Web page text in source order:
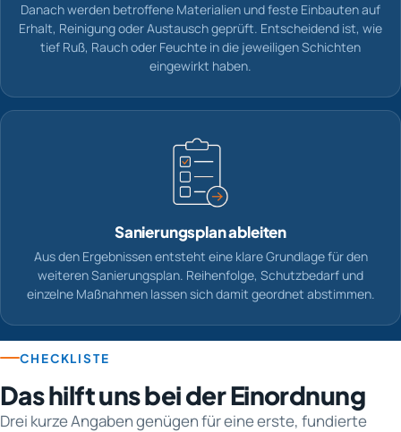
Danach werden betroffene Materialien und feste Einbauten auf
Erhalt, Reinigung oder Austausch geprüft. Entscheidend ist, wie
tief Ruß, Rauch oder Feuchte in die jeweiligen Schichten
eingewirkt haben.
Sanierungsplan ableiten
Aus den Ergebnissen entsteht eine klare Grundlage für den
weiteren Sanierungsplan. Reihenfolge, Schutzbedarf und
einzelne Maßnahmen lassen sich damit geordnet abstimmen.
CHECKLISTE
Das hilft uns bei der Einordnung
Drei kurze Angaben genügen für eine erste, fundierte